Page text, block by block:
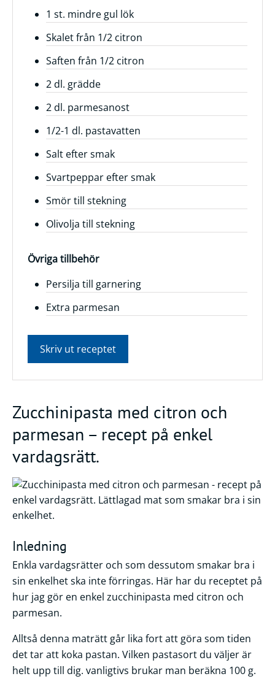
Frågor
Ölprovning
1 st. mindre gul lök
Skalet från 1/2 citron
Saften från 1/2 citron
2 dl. grädde
2 dl. parmesanost
1/2-1 dl. pastavatten
Salt efter smak
Svartpeppar efter smak
Smör till stekning
Olivolja till stekning
Övriga tillbehör
Persilja till garnering
Extra parmesan
Skriv ut receptet
Zucchinipasta med citron och
parmesan – recept på enkel
vardagsrätt.
Inledning
Enkla vardagsrätter och som dessutom smakar bra i
sin enkelhet ska inte förringas. Här har du receptet på
hur jag gör en enkel zucchinipasta med citron och
parmesan.
Alltså denna maträtt går lika fort att göra som tiden
det tar att koka pastan. Vilken pastasort du väljer är
helt upp till dig. vanligtivs brukar man beräkna 100 g.